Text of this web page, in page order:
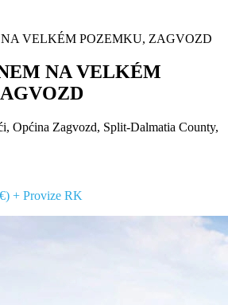
NA VELKÉM
Općina Zagvozd, Split-Dalmatia County,
+ Provize RK